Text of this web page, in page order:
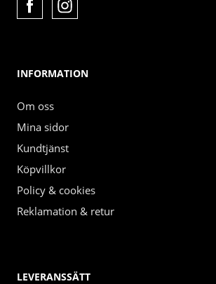
INFORMATION
Om oss
Mina sidor
Kundtjänst
Köpvillkor
Policy & cookies
Reklamation & retur
LEVERANSSÄTT